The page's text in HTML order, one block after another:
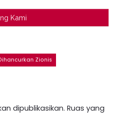
Kami
Zionis
dipublikasikan. Ruas yang